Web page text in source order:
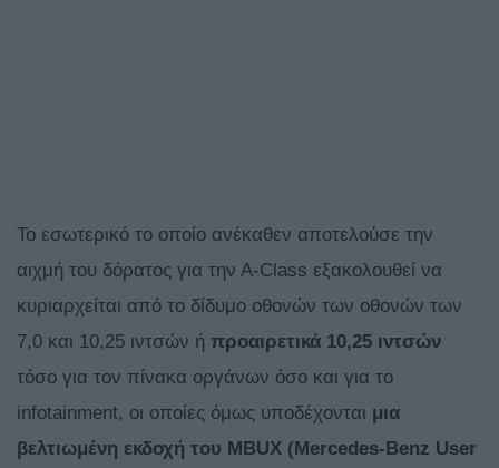
Το εσωτερικό το οποίο ανέκαθεν αποτελούσε την
αιχμή του δόρατος για την Α-Class εξακολουθεί να
κυριαρχείται από το δίδυμο οθονών των οθονών των
7,0 και 10,25 ιντσών ή προαιρετικά 10,25 ιντσών
τόσο για τον πίνακα οργάνων όσο και για το
infotainment, οι οποίες όμως υποδέχονται μια
βελτιωμένη εκδοχή του MBUX ( Mercedes- Benz User